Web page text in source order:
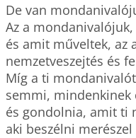
De van
Az a
és amit műveltek, az
nemzetveszejtés és
Míg a ti
semmi, mindenkinek
és gondolnia, amit ti
aki beszélni